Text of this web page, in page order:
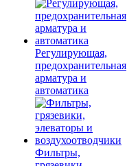
Регулирующая,
предохранительная
арматура и
автоматика
Фильтры,